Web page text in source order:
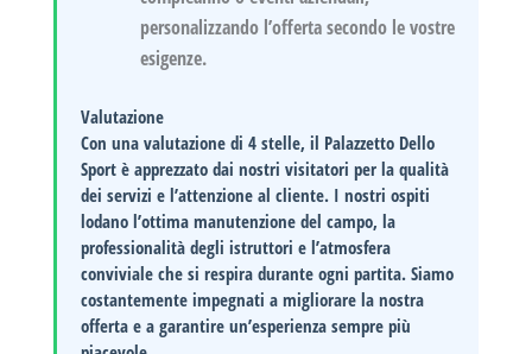
personalizzando l’offerta secondo le vostre
esigenze.
Valutazione
Con una valutazione di4 stelle, il Palazzetto Dello
Sport è apprezzato dai nostri visitatori per la qualità
dei servizi e l’attenzione al cliente. I nostri ospiti
lodano l’ottima manutenzione del campo, la
professionalità degli istruttori e l’atmosfera
conviviale che si respira durante ogni partita. Siamo
costantemente impegnati a migliorare la nostra
offerta e a garantire un’esperienza sempre più